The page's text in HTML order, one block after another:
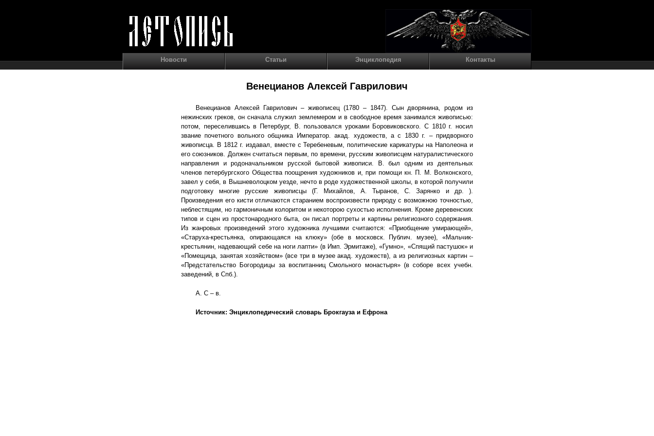
Новости Статьи Энциклопедия Контакты
Венецианов Алексей Гаврилович
Венецианов Алексей Гаврилович – живописец (1780 – 1847). Сын дворянина, родом из
нежинских греков, он сначала служил землемером и в свободное время занимался живописью:
потом, переселившись в Петербург, В. пользовался уроками Боровиковского. С 1810 г. носил
звание почетного вольного общника Император. акад. художеств, а с 1830 г. – придворного
живописца. В 1812 г. издавал, вместе с Теребеневым, политические карикатуры на Наполеона и
его союзников. Должен считаться первым, по времени, русским живописцем натуралистического
направления и родоначальником русской бытовой живописи. В. был одним из деятельных
членов петербургского Общества поощрения художников и, при помощи кн. П. М. Волконского,
завел у себя, в Вышневолоцком уезде, нечто в роде художественной школы, в которой получили
подготовку многие русские живописцы (Г. Михайлов, А. Тыранов, С. Зарянко и др. ).
Произведения его кисти отличаются старанием воспроизвести природу с возможною точностью,
неблестящим, но гармоничным колоритом и некоторою сухостью исполнения. Кроме деревенских
типов и сцен из простонародного быта, он писал портреты и картины религиозного содержания.
Из жанровых произведений этого художника лучшими считаются: «Приобщение умирающей»,
«Старуха-крестьянка, опирающаяся на клюку» (обе в московск. Публич. музее), «Мальчик-
крестьянин, надевающий себе на ноги лапти» (в Имп. Эрмитаже), «Гумно», «Спящий пастушок» и
«Помещица, занятая хозяйством» (все три в музее акад. художеств), а из религиозных картин –
«Предстательство Богородицы за воспитанниц Смольного монастыря» (в соборе всех учебн.
заведений, в Спб.).
А. С – в.
Источник: Энциклопедический словарь Брокгауза и Ефрона